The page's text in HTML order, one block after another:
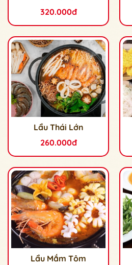
320.000đ
Lẩu Thái Lớn
260.000đ
Lẩu Mắm Tôm